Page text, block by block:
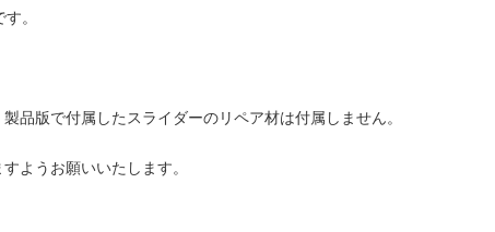
。
品版で付属したスライダーのリペア材は付属しません。
ようお願いいたします。